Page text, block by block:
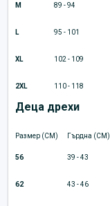
M 89 - 94
L 95 - 101
XL 102 - 109
2XL 110 - 118
Деца дрехи
Размер (CM) Гърдна (CM)
56 39 - 43
62 43 - 46